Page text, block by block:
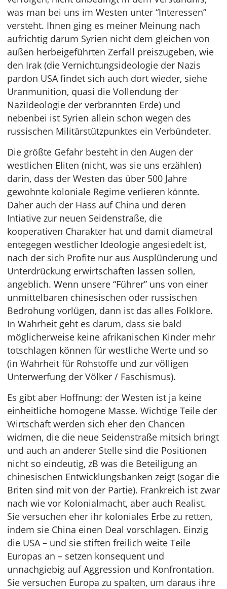
was man bei uns im Westen unter “Interessen”
versteht. Ihnen ging es meiner Meinung nach
aufrichtig darum Syrien nicht dem gleichen von
außen herbeigeführten Zerfall preiszugeben, wie
den Irak (die Vernichtungsideologie der Nazis
pardon USA findet sich auch dort wieder, siehe
Uranmunition, quasi die Vollendung der
NaziIdeologie der verbrannten Erde) und
nebenbei ist Syrien allein schon wegen des
russischen Militärstützpunktes ein Verbündeter.
Die größte Gefahr besteht in den Augen der
westlichen Eliten (nicht, was sie uns erzählen)
darin, dass der Westen das über 500 Jahre
gewohnte koloniale Regime verlieren könnte.
Daher auch der Hass auf China und deren
Intiative zur neuen Seidenstraße, die
kooperativen Charakter hat und damit diametral
entegegen westlicher Ideologie angesiedelt ist,
nach der sich Profite nur aus Ausplünderung und
Unterdrückung erwirtschaften lassen sollen,
angeblich. Wenn unsere “Führer” uns von einer
unmittelbaren chinesischen oder russischen
Bedrohung vorlügen, dann ist das alles Folklore.
In Wahrheit geht es darum, dass sie bald
möglicherweise keine afrikanischen Kinder mehr
totschlagen können für westliche Werte und so
(in Wahrheit für Rohstoffe und zur völligen
Unterwerfung der Völker / Faschismus).
Es gibt aber Hoffnung: der Westen ist ja keine
einheitliche homogene Masse. Wichtige Teile der
Wirtschaft werden sich eher den Chancen
widmen, die die neue Seidenstraße mitsich bringt
und auch an anderer Stelle sind die Positionen
nicht so eindeutig, zB was die Beteiligung an
chinesischen Entwicklungsbanken zeigt (sogar die
Briten sind mit von der Partie). Frankreich ist zwar
nach wie vor Kolonialmacht, aber auch Realist.
Sie versuchen eher ihr koloniales Erbe zu retten,
indem sie China einen Deal vorschlagen. Einzig
die USA – und sie stiften freilich weite Teile
Europas an – setzen konsequent und
unnachgiebig auf Aggression und Konfrontation.
Sie versuchen Europa zu spalten, um daraus ihre